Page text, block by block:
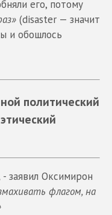
его, потому
(disaster — значит
и обошлось
политический
- заявил Оксимирон
флагом, на